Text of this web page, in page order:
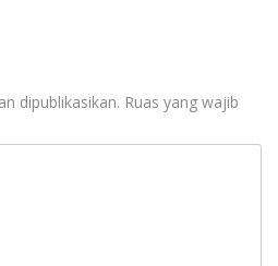
dipublikasikan. Ruas yang wajib